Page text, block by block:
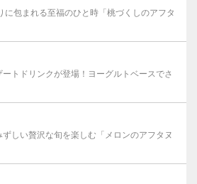
に包まれる至福のひと時「桃づくしのアフタ
トドリンクが登場！ヨーグルトベースでさ
しい贅沢な旬を楽しむ「メロンのアフタヌ